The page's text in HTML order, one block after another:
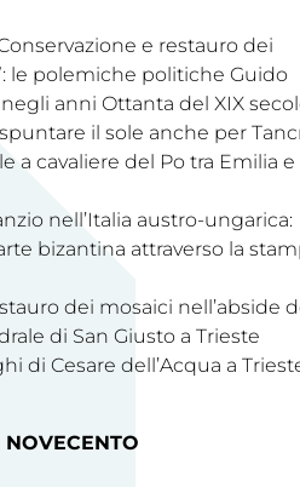
e restauro dei
le polemiche politiche Guido
anni Ottanta del XIX
il sole anche per
a cavaliere del Po tra Emilia e
nell’Italia austro-ungarica:
bizantina attraverso la
dei mosaici nell’abside
di San Giusto a Trieste
di Cesare dell’Acqua a